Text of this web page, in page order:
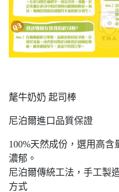
氂牛奶奶 起司棒
尼泊爾進口品質保證
100%天然成份，選用高
濃郁。
尼泊爾傳統工法，手工製
方式